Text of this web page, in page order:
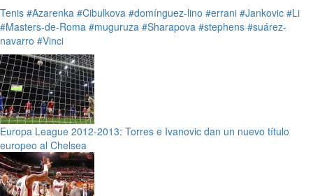
Tenis #Azarenka #Cibulkova #domínguez-lino #errani #Jankovic #Li
#Masters-de-Roma #muguruza #Sharapova #stephens #suárez-
navarro #Vinci
Europa League 2012-2013: Torres e Ivanovic dan un nuevo título
europeo al Chelsea